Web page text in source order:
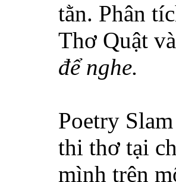
tằn. Phân
Thơ Quật
để nghe.
Poetry
thi thơ tại
mình trên